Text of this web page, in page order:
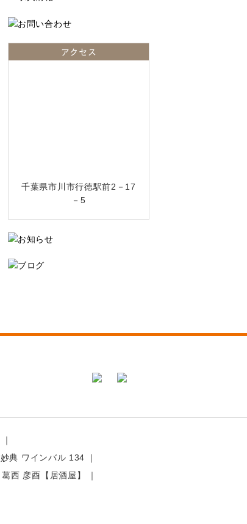
アクセス
千葉県市川市行徳駅前2－17
－5
妙典 ワインバル 134
葛西 彦酉【居酒屋】